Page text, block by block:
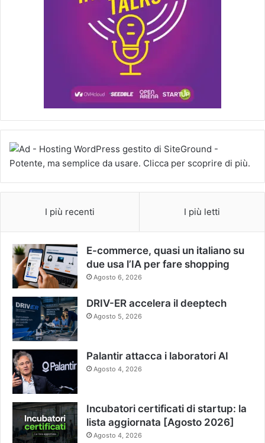
I più recenti I più letti
E-commerce, quasi un italiano su
due usa l’IA per fare shopping
Agosto 6, 2026
DRIV-ER accelera il deeptech
Agosto 5, 2026
Palantir attacca i laboratori AI
Agosto 4, 2026
Incubatori certificati di startup: la
lista aggiornata [Agosto 2026]
Agosto 4, 2026